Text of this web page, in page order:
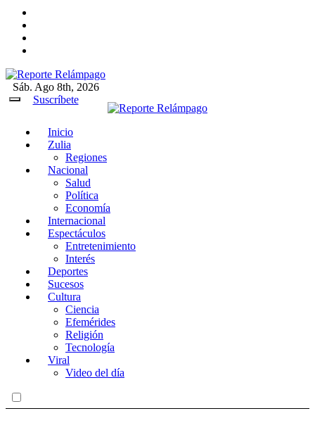
Reporte Relámpago
Claridad y rigor en cada noticia
Sáb. Ago 8th, 2026
Suscríbete
Inicio
Zulia
Regiones
Nacional
Salud
Política
Economía
Internacional
Espectáculos
Entretenimiento
Interés
Deportes
Sucesos
Cultura
Ciencia
Efemérides
Religión
Tecnología
Viral
Video del día